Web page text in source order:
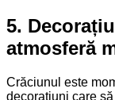
5.
atmosferă
Crăciunul este
decorațiuni care